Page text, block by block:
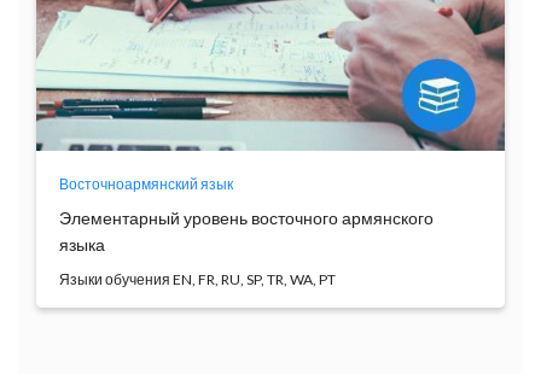
Восточноармянский язык
Элементарный уровень восточного армянского
языка
Языки обучения